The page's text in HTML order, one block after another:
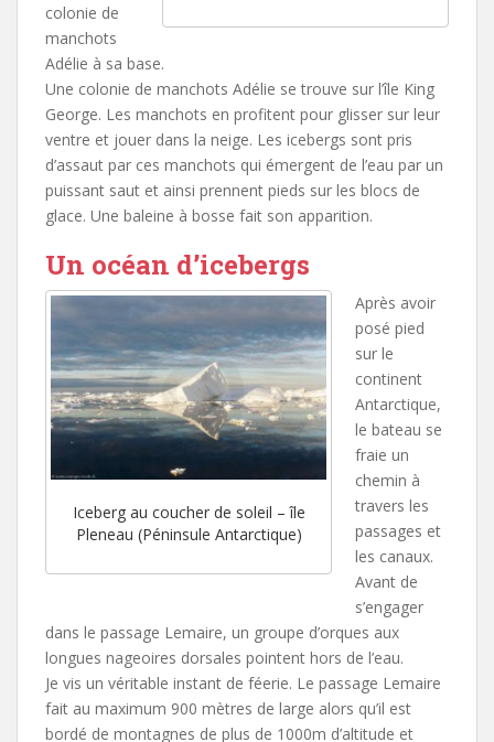
colonie de
manchots
Adélie à sa base.
Une colonie de manchots Adélie se trouve sur l’île King
George. Les manchots en profitent pour glisser sur leur
ventre et jouer dans la neige. Les icebergs sont pris
d’assaut par ces manchots qui émergent de l’eau par un
puissant saut et ainsi prennent pieds sur les blocs de
glace. Une baleine à bosse fait son apparition.
Un océan d’icebergs
Iceberg au coucher de soleil – île
Pleneau (Péninsule Antarctique)
Après avoir
posé pied
sur le
continent
Antarctique,
le bateau se
fraie un
chemin à
travers les
passages et
les canaux.
Avant de
s’engager
dans le passage Lemaire, un groupe d’orques aux
longues nageoires dorsales pointent hors de l’eau.
Je vis un véritable instant de féerie. Le passage Lemaire
fait au maximum 900 mètres de large alors qu’il est
bordé de montagnes de plus de 1000m d’altitude et